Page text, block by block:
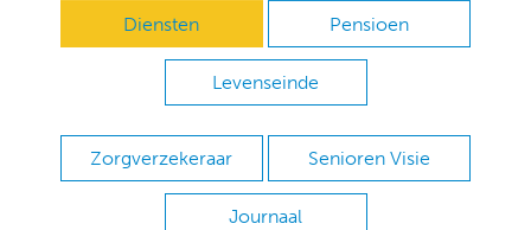
Diensten Pensioen
Levenseinde
Zorgverzekeraar Senioren Visie
Journaal